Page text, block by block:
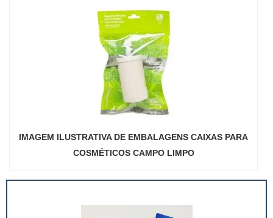
IMAGEM ILUSTRATIVA DE EMBALAGENS CAIXAS PARA
COSMÉTICOS CAMPO LIMPO